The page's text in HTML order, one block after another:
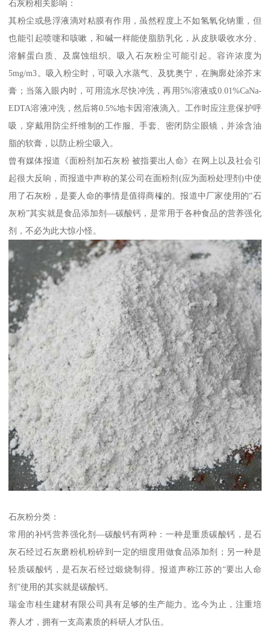
石灰粉相关影响：
其粉尘或悬浮液滴对粘膜有作用，虽然程度上不如氢氧化钠重，但
也能引起喷嚏和咳嗽，和碱一样能使脂肪乳化，从皮肤吸收水分、
溶解蛋白质、及腐蚀组织。吸入石灰粉尘可能引起。容许浓度为
5mg/m3。吸入粉尘时，可吸入水蒸气、及犹奥宁，在胸廓处涂芥末
膏；当落入眼内时，可用流水尽快冲洗，再用5%溶液或0.01%CaNa-
EDTA溶液冲洗，然后将0.5%地卡因溶液滴入。工作时应注意保护呼
吸，穿戴用防尘纤维制的工作服、手套、密闭防尘眼镜，并涂含油
脂的软膏，以防止粉尘吸入。
曾有媒体报道《面粉剂加石灰粉 被指要出人命》在网上以及社会引
起很大反响，而报道中声称的某公司在面粉剂(应为面粉处理剂)中使
用了石灰粉，是要人命的事情是值得商榷的。报道中厂家使用的“石
灰粉”其实就是食品添加剂—碳酸钙，是常用于各种食品的营养强化
剂，不必为此大惊小怪。
石灰粉分类：
常用的补钙营养强化剂—碳酸钙有两种：一种是重质碳酸钙，是石
灰石经过石灰磨粉机粉碎到一定的细度用做食品添加剂；另一种是
轻质碳酸钙，是石灰石经过煅烧制得。报道声称江苏的“要出人命
剂”使用的其实就是碳酸钙。
瑞金市桂生建材有限公司具有足够的生产能力。迄今为止，注重培
养人才，拥有一支高素质的科研人才队伍。